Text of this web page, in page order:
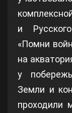
и
«Помни
на
у
Земли и
проходили